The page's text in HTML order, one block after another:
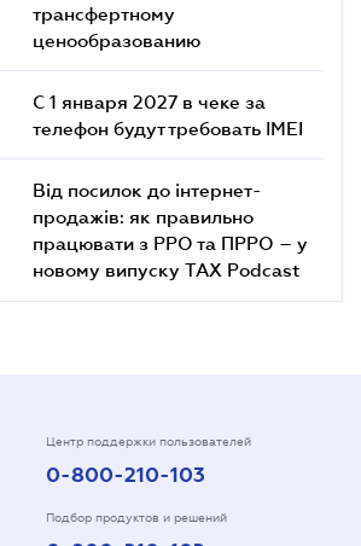
трансфертному
ценообразованию
С 1 января 2027 в чеке за
телефон будут требовать IMEI
Від посилок до інтернет-
продажів: як правильно
працювати з РРО та ПРРО – у
новому випуску TAX Podcast
Центр поддержки пользователей
0-800-210-103
Подбор продуктов и решений